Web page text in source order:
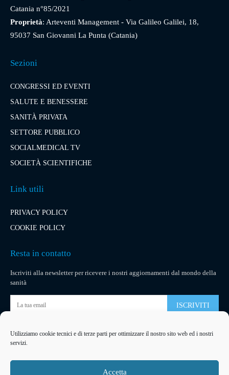
Utilizziamo cookie tecnici e di terze parti per ottimizzare il nostro sito web ed i nostri
servizi.
Accetta
Catania n°85/2021
Proprietà: Arteventi Management - Via Galileo Galilei, 18,
95037 San Giovanni La Punta (Catania)
Sezioni
CONGRESSI ED EVENTI
SALUTE E BENESSERE
SANITÀ PRIVATA
SETTORE PUBBLICO
SOCIALMEDICAL TV
SOCIETÀ SCIENTIFICHE
Link utili
PRIVACY POLICY
COOKIE POLICY
Resta in contatto
Iscriviti alla newsletter per ricevere i nostri aggiornamenti dal mondo della
sanità
ISCRIVITI
Pubblicità
La tua pubblicità